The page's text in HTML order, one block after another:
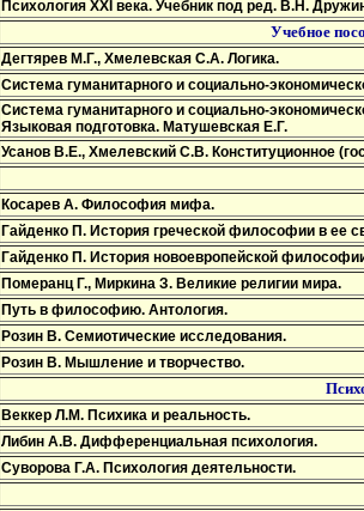
Психология XXI века. Учебник под ред. В.Н.
Учебное
Дегтярев М.Г., Хмелевская С.А. Логика.
Система гуманитарного и социально-
Система гуманитарного и социально-
Языковая подготовка. Матушевская Е.Г.
Усанов В.Е., Хмелевский С.В. Конституционное
Косарев А. Философия мифа.
Гайденко П. История греческой философии в ее
Гайденко П. История новоевропейской
Померанц Г., Миркина З. Великие религии мира.
Путь в философию. Антология.
Розин В. Семиотические исследования.
Розин В. Мышление и творчество.
Веккер Л.М. Психика и реальность.
Либин А.В. Дифференциальная психология.
Суворова Г.А. Психология деятельности.